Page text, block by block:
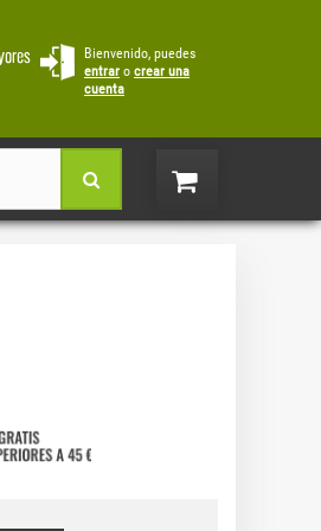
Bienvenido, puedes
entrar o crear una
cuenta